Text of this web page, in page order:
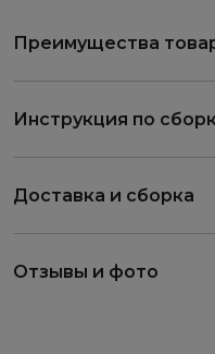
Преимущества
Инструкция по
Доставка и сборка
Отзывы и фото